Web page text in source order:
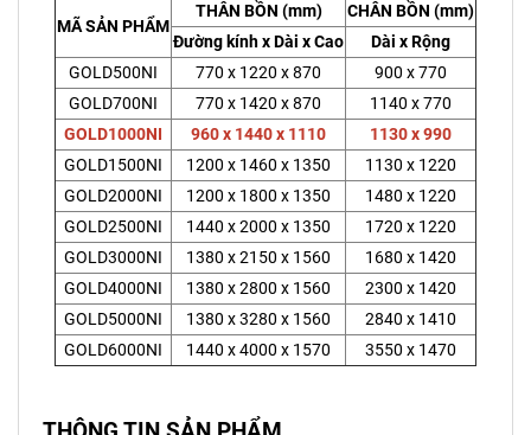
MÃ SẢN PHẨM
THÂN BỒN (mm)
CHÂN BỒN (mm)
Đường kính x Dài x Cao
Dài x Rộng
GOLD500NI
770 x 1220 x 870
900 x 770
GOLD700NI
770 x 1420 x 870
1140 x 770
GOLD1000NI
960 x 1440 x 1110
1130 x 990
GOLD1500NI
1200 x 1460 x 1350
1130 x 1220
GOLD2000NI
1200 x 1800 x 1350
1480 x 1220
GOLD2500NI
1440 x 2000 x 1350
1720 x 1220
GOLD3000NI
1380 x 2150 x 1560
1680 x 1420
GOLD4000NI
1380 x 2800 x 1560
2300 x 1420
GOLD5000NI
1380 x 3280 x 1560
2840 x 1410
GOLD6000NI
1440 x 4000 x 1570 3550 x 1470